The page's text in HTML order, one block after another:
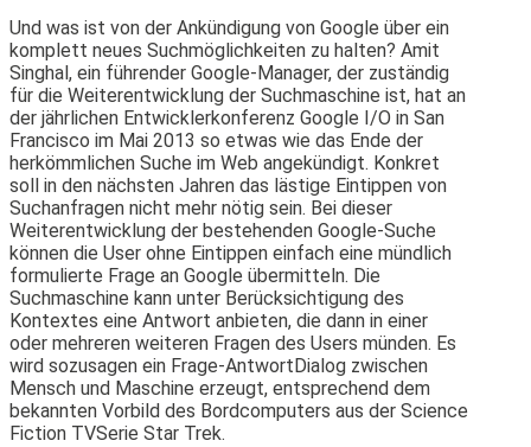
Und was ist von der Ankündigung von Google über ein
komplett neues Suchmöglichkeiten zu halten? Amit
Singhal, ein führender Google-­Manager, der zuständig
für die Weiterentwicklung der Suchmaschine ist, hat an
der jährlichen Entwicklerkonferenz Google I/O in San
Fran­cisco im Mai 2013 so etwas wie das Ende der
herkömmlichen Suche im Web angekündigt. Konkret
soll in den nächsten Jahren das lästige Eintippen von
Suchanfragen nicht mehr nötig sein. Bei dieser
Weiterentwicklung der bestehenden Google-­Suche
können die User ohne Eintippen einfach eine mündlich
formulierte Frage an Google übermitteln. Die
Suchmaschine kann unter Berücksichtigung des
Kontextes eine Antwort anbieten, die dann in einer
oder mehreren weiteren Fragen des Users münden. Es
wird sozusagen ein Frage-­Antwort­Dialog zwischen
Mensch und Maschine erzeugt, entsprechend dem
bekannten Vorbild des Bordcomputers aus der Science
Fiction TV­Serie Star Trek.